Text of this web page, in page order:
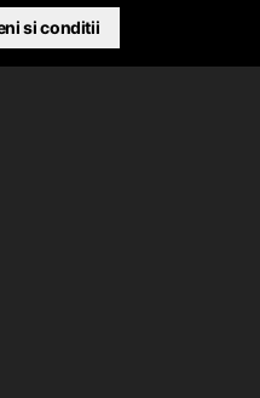
si conditii